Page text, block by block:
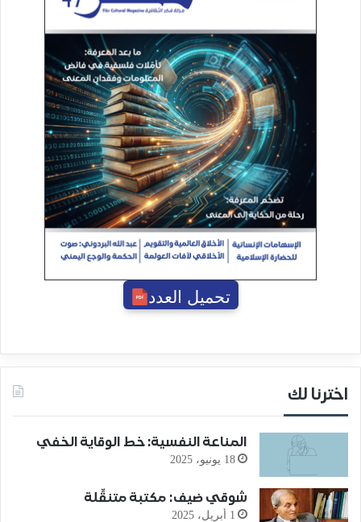
تحميل العدد
اخترنا لك
المناعة النفسية: خط الوقاية الخفي
18 يونيو، 2025
شوقي ضيف: مكتبة متنقِّلة
1 أبريل، 2025